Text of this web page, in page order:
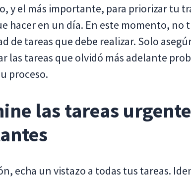
y el más importante, para priorizar tu
hacer en un día. En este momento, no
de tareas que debe realizar. Solo
las tareas que olvidó más adelante
proceso.
las tareas
echa un vistazo a todas tus tareas.